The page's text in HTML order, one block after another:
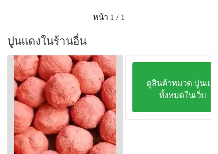
หน้า 1 / 1
ปูนแดงในร้านอื่น
ดูสินค้าหมวด ปูนแด
ทั้งหมดในเว็บ